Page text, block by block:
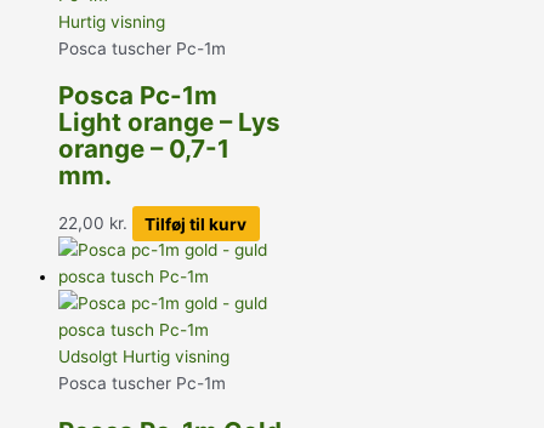
Hurtig visning
Posca tuscher Pc-1m
Posca Pc-1m
Light orange – Lys
orange – 0,7-1
mm.
22,00 kr. Tilføj til kurv
Udsolgt Hurtig visning
Posca tuscher Pc-1m